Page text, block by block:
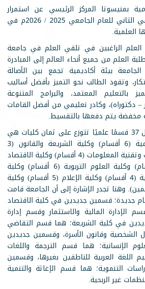
بمنيسوتا المركز الرئيسي عن استمرار
التسجيل للفصل الدراسي الثاني للعام الجامعي 2025 / 2026م في
العلمية.
العلم الراغبين في تلقي العلم في جامعة
العلم من جميع أنحاء العالم إلى المبادرة
بيئة أكاديمية تجمع بين الأصالة
وتقود الطالب نحو التميز بأفضل أساليب
بالتعليم المعتمد، والبرامج المتنوعة
دكتوراه)، وكادر تعليمي من أفضل القامات
مخفضة يتم دفعها بالتقسيط.
وتشمل خيارات التسجيل 37 قسمًا علميًا تتوزع على ثمان كليات هي
كلية الدراسات الإسلامية (6 أقسام) وكلية الشريعة والقانون (3
أقسام) وكلية الحاسبات وتقنية المعلومات (4 أقسام) وكلية الاقتصاد
وإدارة الأعمال (7 أقسام) وكلية العلوم التربوية (6 أقسام) وكلية
الآداب والعلوم الإنسانية (4 أقسام) وكلية الإعلام (5 أقسام) وكلية
وهنا تجدر الإشارة إلى أن الجامعة قامت
عن فتح 8 أقسام جديدة؛ قسمين جديدين في كلية الاقتصاد
الإدارة المالية والاستثمار وقسم إدارة
في كلية الشريعة؛ هما قسم التقاضي
الشخصية وقانون الأسرة، وقسمين جديدين
الإنسانية؛ هما قسم الترجمة واللغات
اللغة العربية للناطقين بغيرها، وقسمين
التنموية؛ هما قسم الإغاثة والتنمية
غير الربحية.